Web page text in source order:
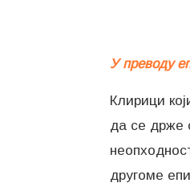
У преводу
Клирици
да се држе
другоме